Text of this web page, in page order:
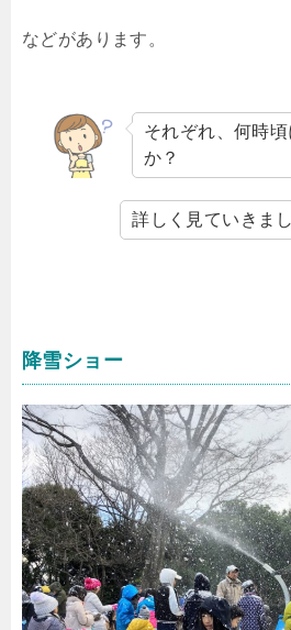
などがあります。
それぞれ、何時
か？
詳しく見ていきまし
降雪ショー